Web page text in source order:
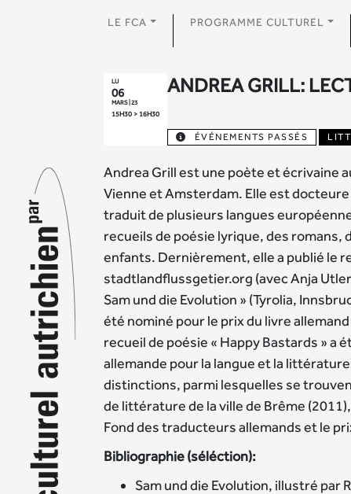
LE FCA PROGRAMME CULTUREL
LU
06
MARS | 23
15H30 > 16H30
ANDREA GRILL:
ÉVÉNEMENTS PASSÉS
Andrea Grill est une poète et écrivaine
Vienne et Amsterdam. Elle est
traduit de plusieurs langues
recueils de poésie lyrique, des romans,
enfants. Dernièrement, elle a publié le
stadtlandflussgetier.org (avec Anja
Sam und die Evolution » (Tyrolia,
été nominé pour le prix du livre
recueil de poésie « Happy Bastards » a
allemande pour la langue et la
distinctions, parmi lesquelles se
de littérature de la ville de Brême
Fond des traducteurs allemands et le
Bibliographie (séléction):
Sam und die Evolution, illustré par